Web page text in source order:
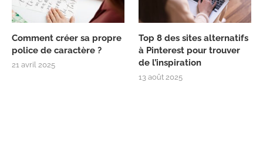
Comment créer sa propre
police de caractère ?
21 avril 2025
Top 8 des sites alternatifs
à Pinterest pour trouver
de l’inspiration
13 août 2025